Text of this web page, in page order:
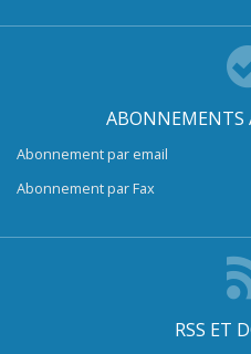
ABONNEMENTS
Abonnement par email
Abonnement par Fax
RSS ET